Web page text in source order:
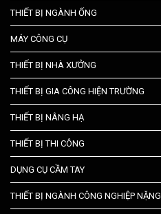
THIẾT BỊ NGÀNH ỐNG
MÁY CÔNG CỤ
THIẾT BỊ NHÀ XƯỞNG
THIẾT BỊ GIA CÔNG HIỆN TRƯỜNG
THIẾT BỊ NÂNG HẠ
THIẾT BỊ THI CÔNG
DỤNG CỤ CẦM TAY
THIẾT BỊ NGÀNH CÔNG NGHIỆP NẶNG